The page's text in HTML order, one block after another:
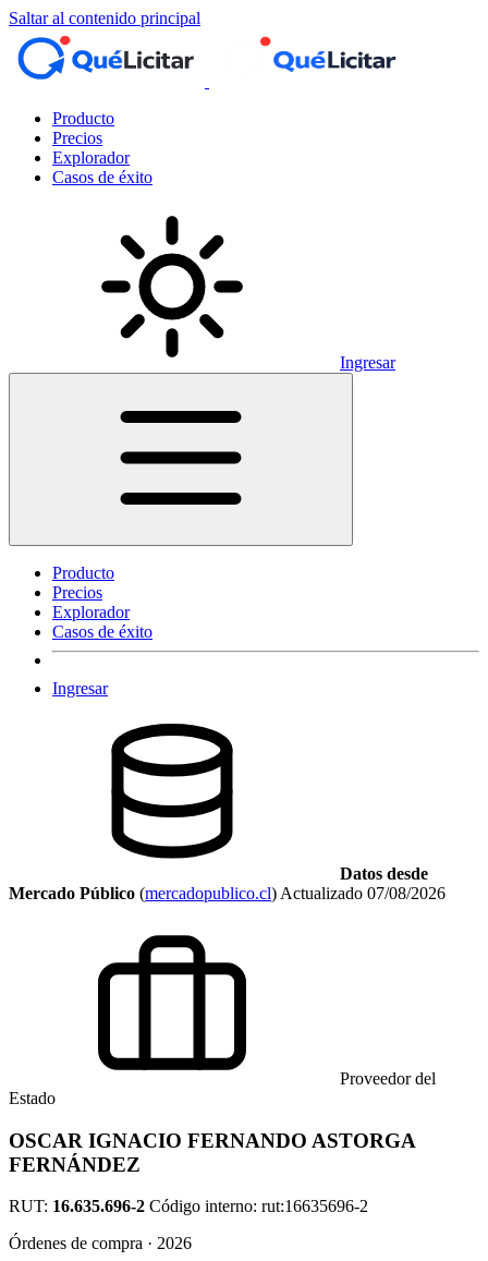
Saltar al contenido principal
Producto
Precios
Explorador
Casos de éxito
Ingresar
Producto
Precios
Explorador
Casos de éxito
Ingresar
Datos desde
Mercado Público (mercadopublico.cl) Actualizado 07/08/2026
Proveedor del
Estado
OSCAR IGNACIO FERNANDO ASTORGA
FERNÁNDEZ
RUT: 16.635.696-2 Código interno: rut:16635696-2
Órdenes de compra · 2026